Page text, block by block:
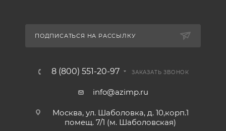
ПОДПИСАТЬСЯ НА РАССЫЛКУ
8 (800) 551-20-97 ЗАКАЗАТЬ ЗВОНОК
info@azimp.ru
Москва, ул. Шаболовка, д. 10,корп.1
помещ. 7/1 (м. Шаболовская)